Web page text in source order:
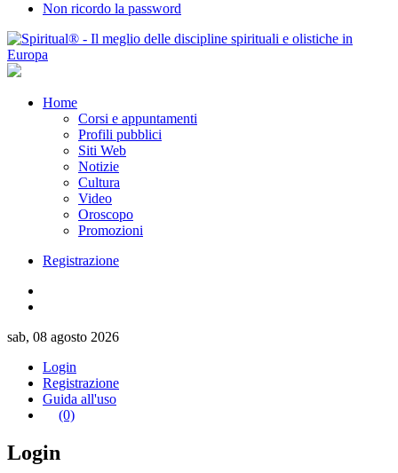
Non ricordo la password
Home
Corsi e appuntamenti
Profili pubblici
Siti Web
Notizie
Cultura
Video
Oroscopo
Promozioni
Registrazione
sab, 08 agosto 2026
Login
Registrazione
Guida all'uso
(0)
Login